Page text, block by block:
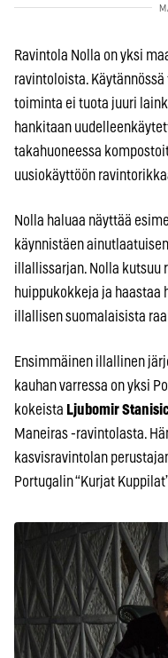
Ravintola Nolla on yksi
ravintoloista.
toiminta ei tuota juuri
hankitaan
takahuoneessa
uusiokäyttöön
Nolla haluaa näyttää
käynnistäen
illallissarjan. Nolla kutsuu
huippukokkeja ja
illallisen suomalaisista
Ensimmäinen illallinen
kauhan varressa on yksi
kokeista Ljubomir
Maneiras -ravintolasta.
kasvisravintolan
Portugalin “Kurjat